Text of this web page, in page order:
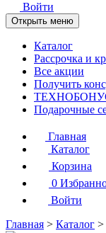
Войти
Открыть меню
Каталог
Рассрочка и
Все акции
Получить
Подарочные
Главная
Каталог
Корзина
0
Войти
Главная > Каталог >